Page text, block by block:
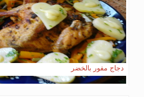
دجاج مفور بالخضر